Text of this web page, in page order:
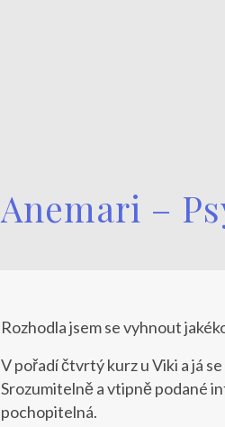
Anemari –
Rozhodla jsem se vyhnout
V pořadí čtvrtý kurz u Viki a já
Srozumitelně a vtipně podané
pochopitelná.